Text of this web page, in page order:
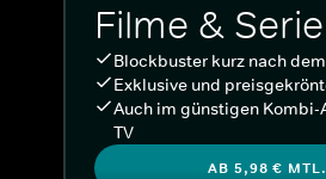
Filme &
Blockbuster kurz nach
Exklusive und
Auch im günstigen
TV
AB 5,98 € MTL.